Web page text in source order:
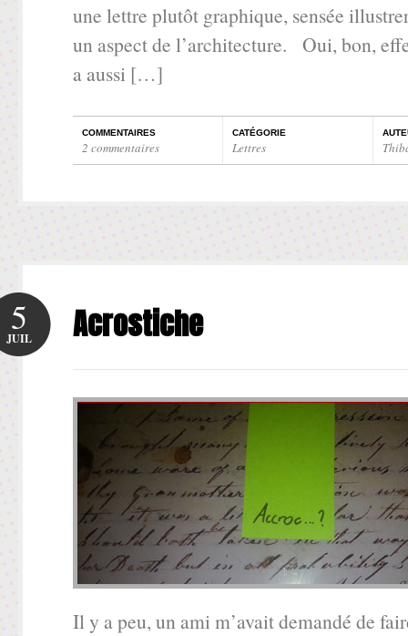
une lettre plutôt graphique, sensée
un aspect de l’architecture. Oui, bon,
a aussi […]
COMMENTAIRES
2 commentaires
CATÉGORIE
Lettres
Acrostiche
5
JUIL
Il y a peu, un ami m’avait demandé de